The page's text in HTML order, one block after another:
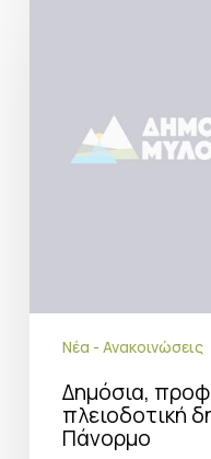
Νέα - Ανακοινώσεις
Δημόσια,
πλειοδοτική
Πάνορμο